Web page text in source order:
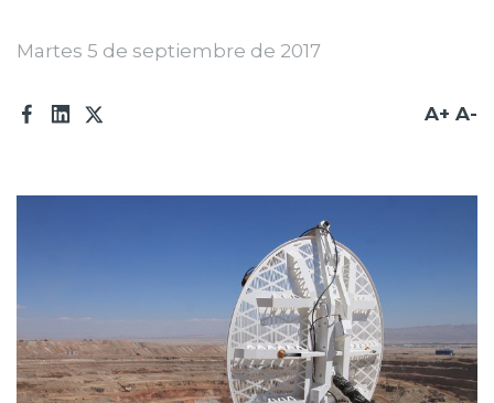
Trabaja en Codelco
Acceso trabajadores/as
Martes 5 de septiembre de 2017
A+ A-